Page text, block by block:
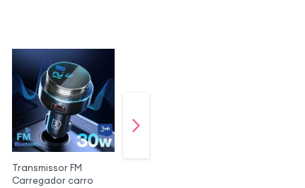
Transmissor FM
Carregador carro